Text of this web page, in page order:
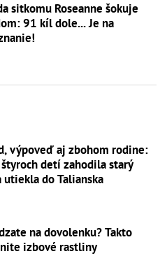
sitkomu Roseanne šokuje
91 kíl dole... Je na
výpoveď aj zbohom rodine:
detí zahodila starý
utiekla do Talianska
na dovolenku? Takto
izbové rastliny